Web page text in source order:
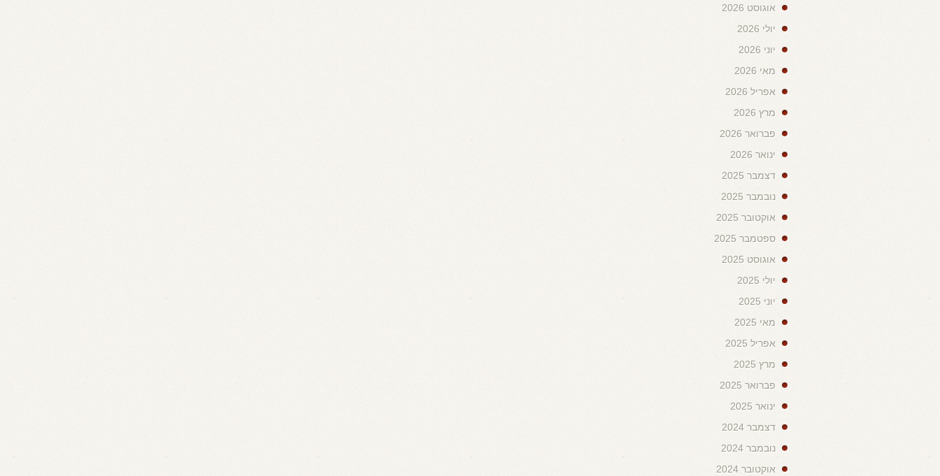
אוגוסט 2026
יולי 2026
יוני 2026
מאי 2026
אפריל 2026
מרץ 2026
פברואר 2026
ינואר 2026
דצמבר 2025
נובמבר 2025
אוקטובר 2025
ספטמבר 2025
אוגוסט 2025
יולי 2025
יוני 2025
מאי 2025
אפריל 2025
מרץ 2025
פברואר 2025
ינואר 2025
דצמבר 2024
נובמבר 2024
אוקטובר 2024